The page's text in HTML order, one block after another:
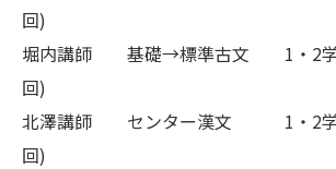
回)
堀内講師 基礎→標準古文 1・2
回)
北澤講師 センター漢文 1・2
回)